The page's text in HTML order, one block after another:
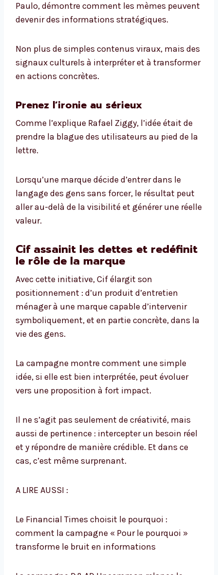
Paulo, démontre comment les mèmes peuvent
devenir des informations stratégiques.
Non plus de simples contenus viraux, mais des
signaux culturels à interpréter et à transformer
en actions concrètes.
Prenez l’ironie au sérieux
Comme l’explique Rafael Ziggy, l’idée était de
prendre la blague des utilisateurs au pied de la
lettre.
Lorsqu’une marque décide d’entrer dans le
langage des gens sans forcer, le résultat peut
aller au-delà de la visibilité et générer une réelle
valeur.
Cif assainit les dettes et redéfinit
le rôle de la marque
Avec cette initiative, Cif élargit son
positionnement : d’un produit d’entretien
ménager à une marque capable d’intervenir
symboliquement, et en partie concrète, dans la
vie des gens.
La campagne montre comment une simple
idée, si elle est bien interprétée, peut évoluer
vers une proposition à fort impact.
Il ne s’agit pas seulement de créativité, mais
aussi de pertinence : intercepter un besoin réel
et y répondre de manière crédible. Et dans ce
cas, c’est même surprenant.
A LIRE AUSSI :
Le Financial Times choisit le pourquoi :
comment la campagne « Pour le pourquoi »
transforme le bruit en informations